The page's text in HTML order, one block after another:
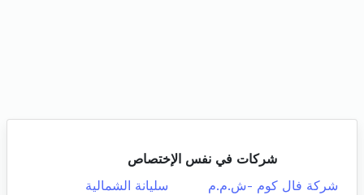
شركات في نفس الإختصاص
شركة فال كوم -ش.م.م
سليانة الشمالية